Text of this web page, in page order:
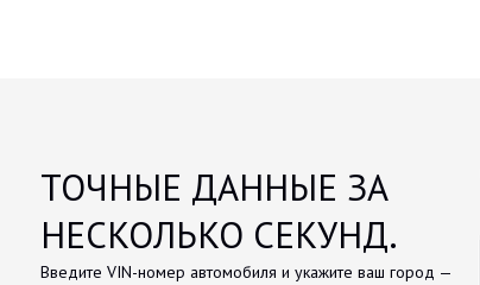
ТОЧНЫЕ ДАННЫЕ ЗА
НЕСКОЛЬКО СЕКУНД.
Введите VIN-номер автомобиля и укажите ваш город —